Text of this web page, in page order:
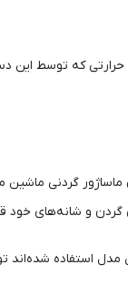
که توسط این
گردنی ماشین
گردن و شانه‌های خود
استفاده شده‌اند